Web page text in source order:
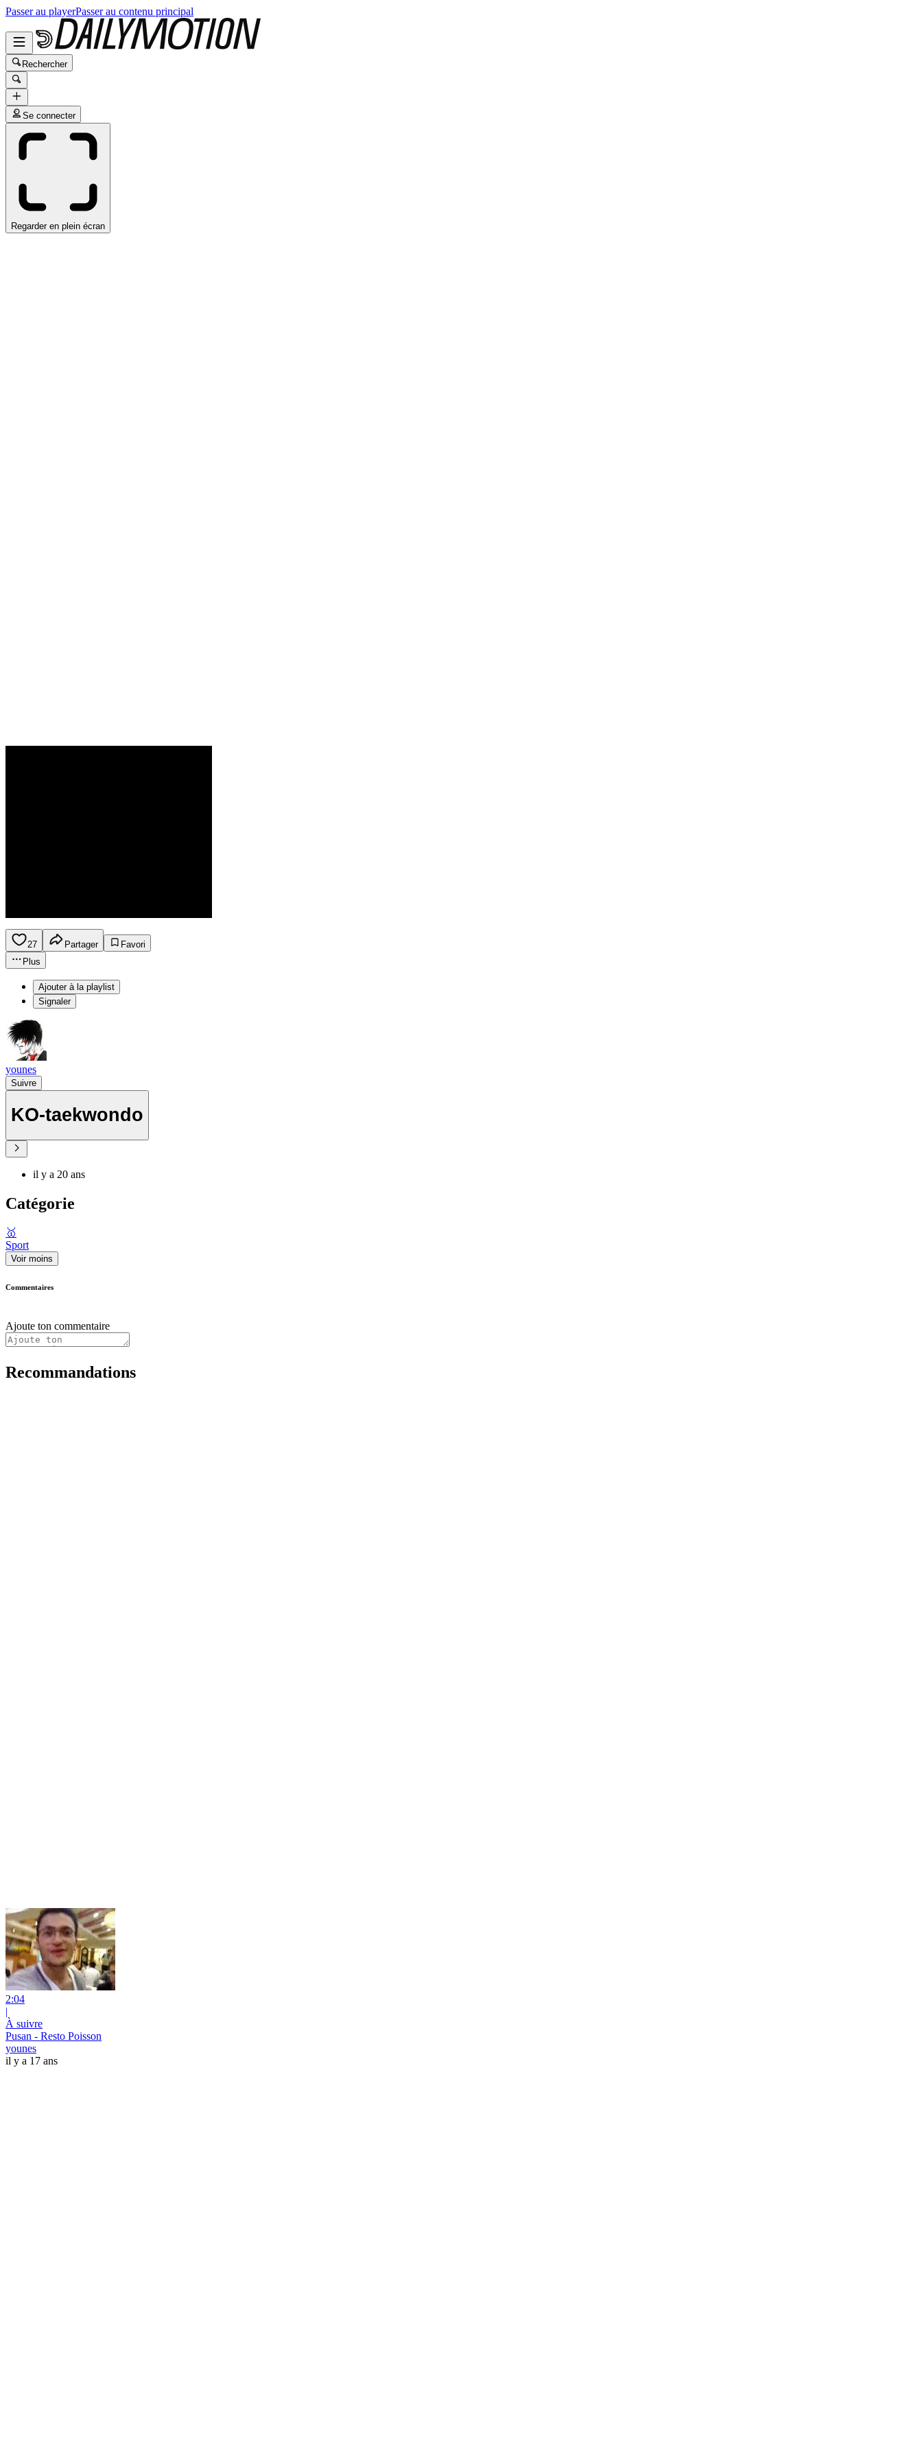
Passer au playerPasser au contenu principal
Rechercher
Se connecter
Regarder en plein écran
27 Partager
Favori
Plus
Ajouter à la playlist
Signaler
younes
Suivre
KO-taekwondo
il y a 20 ans
Catégorie
🥇
Sport
Voir moins
Commentaires
Ajoute ton commentaire
Recommandations
2:04
|
À suivre
Pusan - Resto Poisson
younes
il y a 17 ans